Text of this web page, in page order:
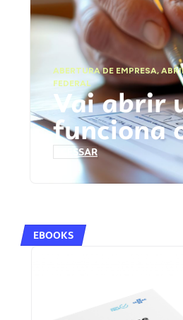
ABERTURA DE EMPRESA,
FEDERAL
Vai abrir
funciona
ACESSAR
EBOOKS